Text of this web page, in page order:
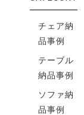
チェア納
品事例
テーブル
納品事例
ソファ納
品事例